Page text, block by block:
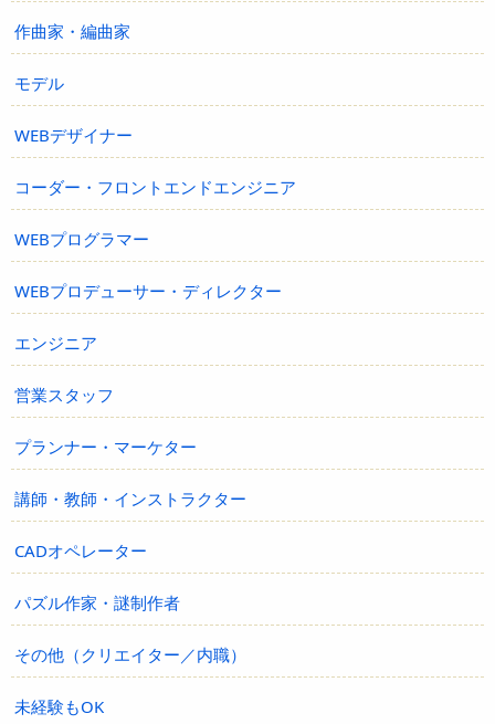
作曲家・編曲家
モデル
WEBデザイナー
コーダー・フロントエンドエンジニア
WEBプログラマー
WEBプロデューサー・ディレクター
エンジニア
営業スタッフ
プランナー・マーケター
講師・教師・インストラクター
CADオペレーター
パズル作家・謎制作者
その他（クリエイター／内職）
未経験もOK